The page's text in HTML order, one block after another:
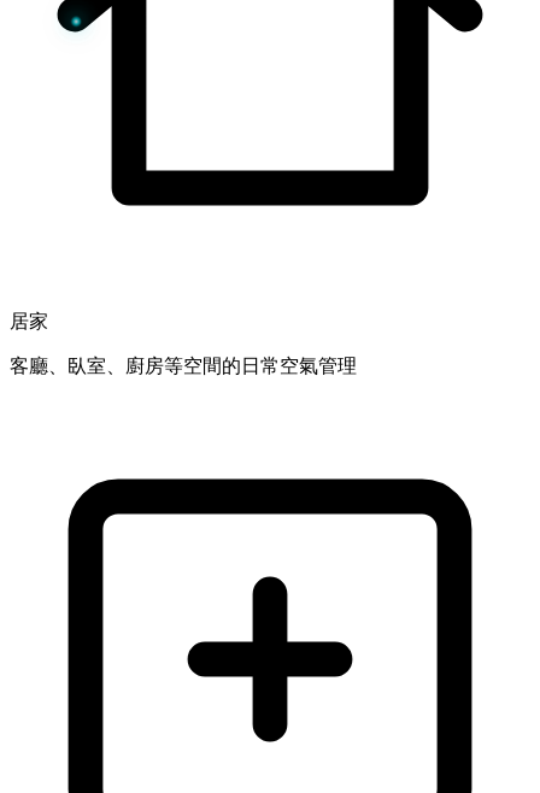
居家
客廳、臥室、廚房等空間的日常空氣管理